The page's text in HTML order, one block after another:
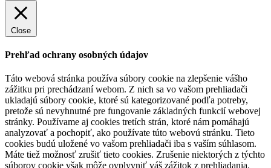
Close
Prehľad ochrany osobných údajov
Táto webová stránka používa súbory cookie na zlepšenie vášho
zážitku pri prechádzaní webom. Z nich sa vo vašom prehliadači
ukladajú súbory cookie, ktoré sú kategorizované podľa potreby,
pretože sú nevyhnutné pre fungovanie základných funkcií webovej
stránky. Používame aj cookies tretích strán, ktoré nám pomáhajú
analyzovať a pochopiť, ako používate túto webovú stránku. Tieto
cookies budú uložené vo vašom prehliadači iba s vaším súhlasom.
Máte tiež možnosť zrušiť tieto cookies. Zrušenie niektorých z týchto
súborov cookie však môže ovplyvniť váš zážitok z prehliadania.